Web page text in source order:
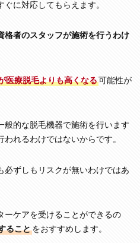
に対応してもらえます。
格者のスタッフが施術を行うわけ
医療脱毛よりも高くなる可能性が
般的な脱毛機器で施術を行います
れるわけではないからです。
必ずしもリスクが無いわけではあ
ーケアを受けることができるの
ること をおすすめします。